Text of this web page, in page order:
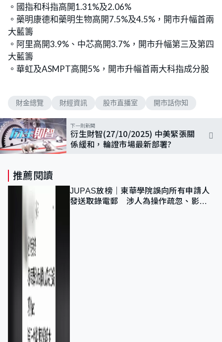
。國指和科指高開1.31%及2.06%
。藥明康德和藥明生物高開7.5%及4.5%，開市升幅首兩
大藍籌
。阿里高開3.9%、中芯高開3.7%，開市升幅第三及第四
大藍籌
。華虹及ASMPT高開5%，開市升幅首兩大科指成分股
財金總覽 財經資訊 股市直播室 開市話你知
下一則新聞
衍生財智(27/10/2025) 中美緊張關
係緩和，輪證市場最新部署?
推薦閱讀
JUPAS放榜｜東華學院誤向所有申請人
發送取錄電郵 涉人為操作疏忽、影響